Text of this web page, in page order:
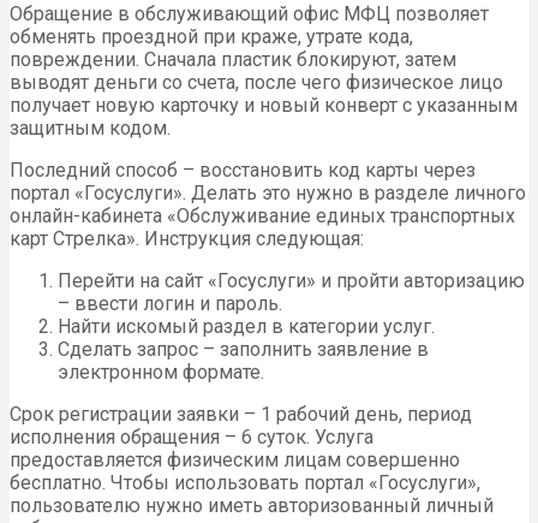
Обращение в обслуживающий офис МФЦ позволяет
обменять проездной при краже, утрате кода,
повреждении. Сначала пластик блокируют, затем
выводят деньги со счета, после чего физическое лицо
получает новую карточку и новый конверт с указанным
защитным кодом.
Последний способ – восстановить код карты через
портал «Госуслуги». Делать это нужно в разделе личного
онлайн-кабинета «Обслуживание единых транспортных
карт Стрелка». Инструкция следующая:
Перейти на сайт «Госуслуги» и пройти авторизацию
– ввести логин и пароль.
Найти искомый раздел в категории услуг.
Сделать запрос – заполнить заявление в
электронном формате.
Срок регистрации заявки – 1 рабочий день, период
исполнения обращения – 6 суток. Услуга
предоставляется физическим лицам совершенно
бесплатно. Чтобы использовать портал «Госуслуги»,
пользователю нужно иметь авторизованный личный